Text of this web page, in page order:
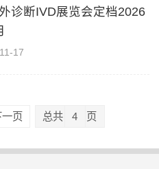
诊断IVD展览会定档2026
17
页 总共 4 页